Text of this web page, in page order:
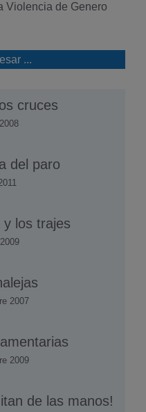
Violencia de Genero
...
cruces
del paro
los trajes
2007
2009
de las manos!